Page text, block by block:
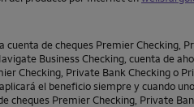
cuenta de cheques Premier Checking
Business Checking , cuenta de
Checking Private Bank Checkingo
el beneficio siempre y cuando
cheques Premier Checking Private